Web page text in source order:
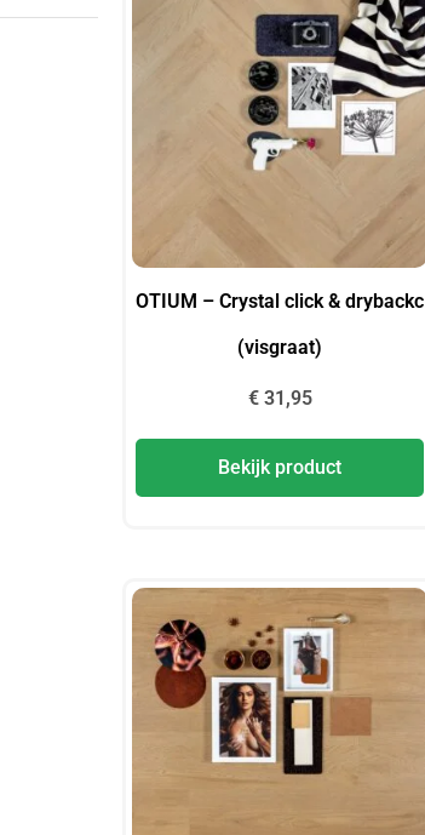
OTIUM – Crystal click & drybackc
(visgraat)
€31,95
Bekijk product